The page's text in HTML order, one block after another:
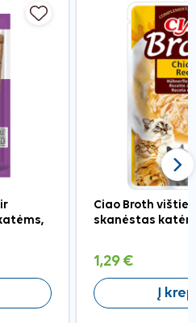
Ciao Broth
skanėstas
1,29 €
Į